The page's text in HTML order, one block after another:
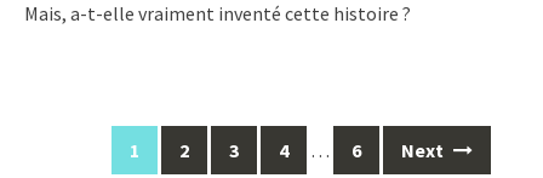
Mais, a-t-elle vraiment inventé cette histoire ?
navigation
1 2 3 4 … 6 Next